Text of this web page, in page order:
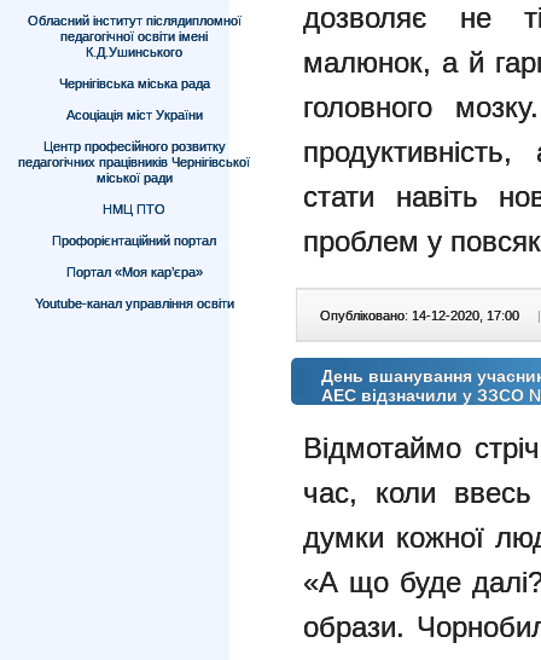
Обласний інститут післядипломної
педагогічної освіти імені
К.Д.Ушинського
Чернігівська міська рада
Асоціація міст України
Центр професійного розвитку
педагогічних працівників Чернігівської
міської ради
НМЦ ПТО
Профорієнтаційний портал
Портал «Моя кар’єра»
Youtube-канал управління освіти
дозволяє не
малюнок, а й
головного
стати навіть
проблем у
Опубліковано: 14-12-2020, 17:00 |
День вшанування
АЕС відзначили у ЗЗСО
Відмотаймо
час, коли
думки кожної
«А що буде
образи.